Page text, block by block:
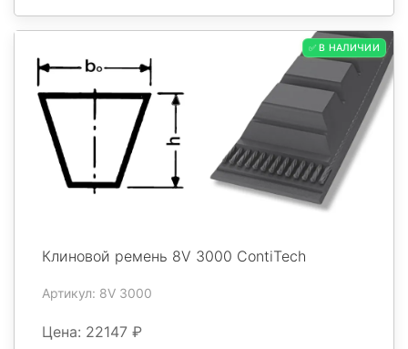
✅ В НАЛИЧИИ
Клиновой ремень 8V 3000 ContiTech
Артикул: 8V 3000
Цена: 22147 ₽